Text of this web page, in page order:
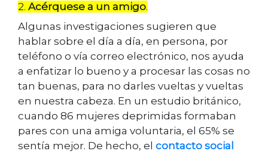
2. Acérquese a un amigo.
Algunas investigaciones sugieren que
hablar sobre el día a día, en persona, por
teléfono o vía correo electrónico, nos ayuda
a enfatizar lo bueno y a procesar las cosas no
tan buenas, para no darles vueltas y vueltas
en nuestra cabeza. En un estudio británico,
cuando 86 mujeres deprimidas formaban
pares con una amiga voluntaria, el 65% se
sentía mejor. De hecho, el contacto social